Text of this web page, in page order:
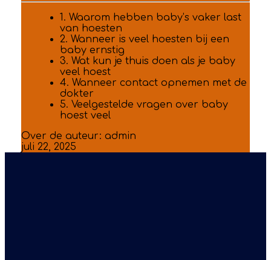
1. Waarom hebben baby’s vaker last
van hoesten
2. Wanneer is veel hoesten bij een
baby ernstig
3. Wat kun je thuis doen als je baby
veel hoest
4. Wanneer contact opnemen met de
dokter
5. Veelgestelde vragen over baby
hoest veel
Over de auteur: admin
juli 22, 2025